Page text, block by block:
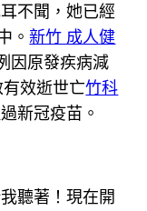
不聞，她已經
。新竹 成人健
因原發疾病減
效逝世亡竹科
新冠疫苗。
聽著！現在開